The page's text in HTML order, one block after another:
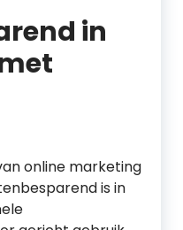
in
online marketing
is in